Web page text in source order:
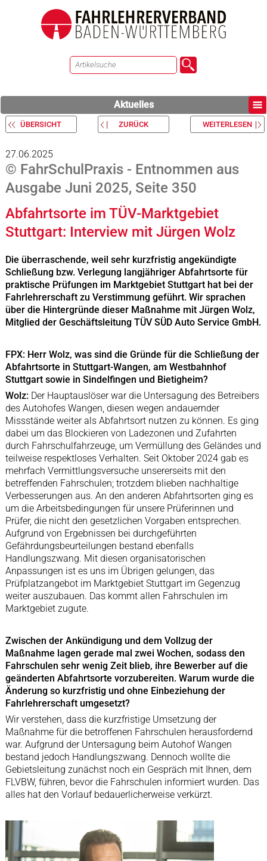
Aktuelles
ÜBERSICHT ZURÜCK WEITERLESEN
27.06.2025
© FahrSchulPraxis - Entnommen aus
Ausgabe Juni 2025, Seite 350
Abfahrtsorte im TÜV-Marktgebiet
Stuttgart: Interview mit Jürgen Wolz
Die überraschende, weil sehr kurzfristig angekündigte
Schließung bzw. Verlegung langjähriger Abfahrtsorte für
praktische Prüfungen im Marktgebiet Stuttgart hat bei der
Fahrlehrerschaft zu Verstimmung geführt. Wir sprachen
über die Hintergründe dieser Maßnahme mit Jürgen Wolz,
Mitglied der Geschäftsleitung TÜV SÜD Auto Service GmbH.
FPX: Herr Wolz, was sind die Gründe für die Schließung der
Abfahrtsorte in Stuttgart-Wangen, am Westbahnhof
Stuttgart sowie in Sindelfingen und Bietigheim?
Wolz: Der Hauptauslöser war die Untersagung des Betreibers
des Autohofes Wangen, diesen wegen andauernder
Missstände weiter als Abfahrtsort nutzen zu können. Es ging
dabei um das Blockieren von Ladezonen und Zufahrten
durch Fahrschulfahrzeuge, um Vermüllung des Geländes und
teilweise respektloses Verhalten. Seit Oktober 2024 gab es
mehrfach Vermittlungsversuche unsererseits mit den
betreffenden Fahrschulen; trotzdem blieben nachhaltige
Verbesserungen aus. An den anderen Abfahrtsorten ging es
um die Arbeitsbedingungen für unsere Prüferinnen und
Prüfer, die nicht den gesetzlichen Vorgaben entsprechen.
Aufgrund von Ergebnissen bei durchgeführten
Gefährdungsbeurteilungen bestand ebenfalls
Handlungszwang. Mit diesen organisatorischen
Anpassungen ist es uns im Übrigen gelungen, das
Prüfplatzangebot im Marktgebiet Stuttgart im Gegenzug
weiter auszubauen. Das kommt allen Fahrschulen im
Marktgebiet zugute.
Zwischen der Ankündigung und dem Vollzug der
Maßnahme lagen gerade mal zwei Wochen, sodass den
Fahrschulen sehr wenig Zeit blieb, ihre Bewerber auf die
geänderten Abfahrtsorte vorzubereiten. Warum wurde die
Änderung so kurzfristig und ohne Einbeziehung der
Fahrlehrerschaft umgesetzt?
Wir verstehen, dass die kurzfristige Umsetzung der
Maßnahme für die betroffenen Fahrschulen herausfordernd
war. Aufgrund der Untersagung beim Autohof Wangen
bestand jedoch Handlungszwang. Dennoch wollte die
Gebietsleitung zunächst noch ein Gespräch mit Ihnen, dem
FLVBW, führen, bevor die Fahrschulen informiert wurden. Das
alles hat den Vorlauf bedauerlicherweise verkürzt.